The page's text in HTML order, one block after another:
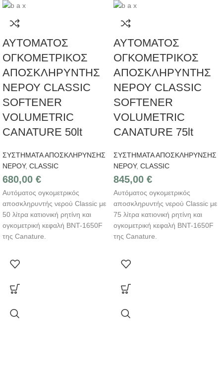
ΑΥΤΟΜΑΤΟΣ
ΟΓΚΟΜΕΤΡΙΚΟΣ
ΑΠΟΣΚΛΗΡΥΝΤΗΣ
ΝΕΡΟΥ CLASSIC
SOFTENER
VOLUMETRIC
CANATURE 50lt
ΣΥΣΤΗΜΑΤΑ ΑΠΟΣΚΛΗΡΥΝΣΗΣ
ΝΕΡΟΥ, CLASSIC
680,00 €
Αυτόματος ογκομετρικός
αποσκληρυντής νερού Classic με
50 λίτρα κατιονική ρητίνη και
ογκομετρική κεφαλή BNT-1650F
της Canature.
ΑΥΤΟΜΑΤΟΣ
ΟΓΚΟΜΕΤΡΙΚΟΣ
ΑΠΟΣΚΛΗΡΥΝΤΗΣ
ΝΕΡΟΥ CLASSIC
SOFTENER
VOLUMETRIC
CANATURE 75lt
ΣΥΣΤΗΜΑΤΑ ΑΠΟΣΚΛΗΡΥΝΣΗΣ
ΝΕΡΟΥ, CLASSIC
845,00 €
Αυτόματος ογκομετρικός
αποσκληρυντής νερού Classic με
75 λίτρα κατιονική ρητίνη και
ογκομετρική κεφαλή BNT-1650F
της Canature.